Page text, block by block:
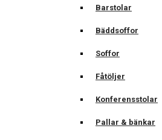
Barstolar
Bäddsoffor
Soffor
Fåtöljer
Konferensstolar
Pallar & bänkar